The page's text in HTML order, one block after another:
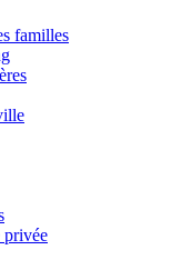
familles
privée